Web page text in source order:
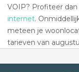
VOIP? Profiteer dan
internet.
meteen je
tarieven van